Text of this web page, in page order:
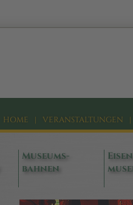
HOME | VERANSTALTUNGEN |
Museums-
bahnen